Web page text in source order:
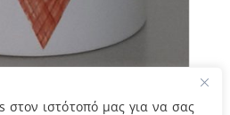
στον ιστότοπό μας για να σας